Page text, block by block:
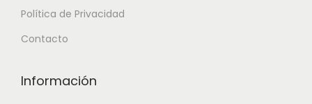
Política de Privacidad
Contacto
Información